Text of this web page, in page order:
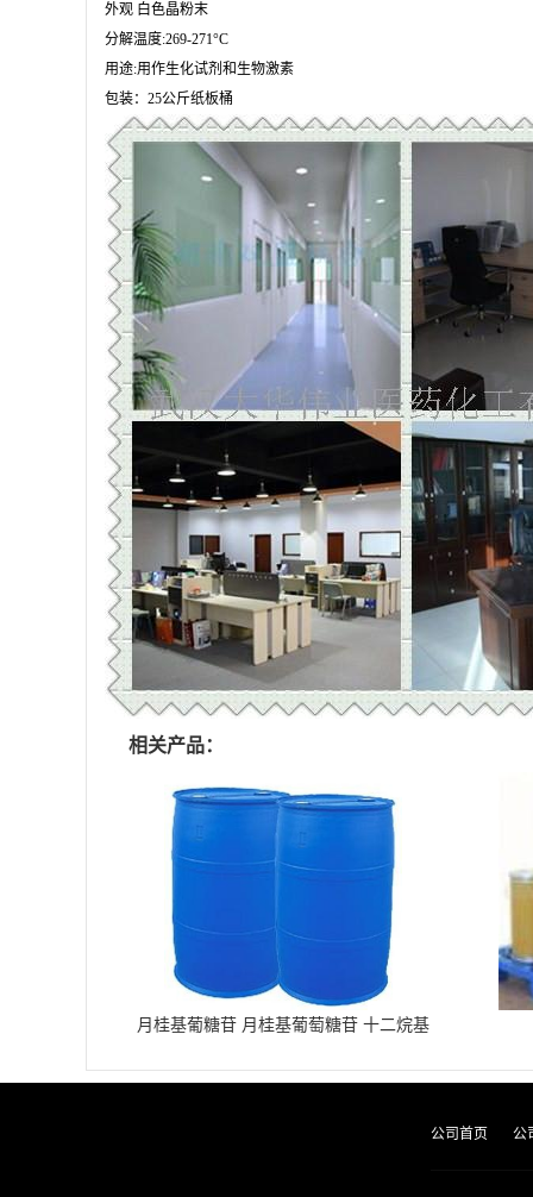
外观 白色晶粉末
分解温度:269-271°C
用途:用作生化试剂和生物激素
包装：25公斤纸板桶
相关产品：
月桂基葡糖苷 月桂基葡萄糖苷 十二烷基
公司首页 公